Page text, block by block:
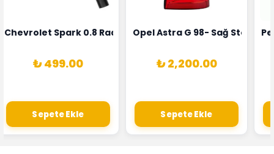
1628HN-0258010081
Alternatörü Valeo Marka 05E903018G
Chevrolet Spark 0.8 Radyatör Üst Hortumu Rapro Marka
₺ 499.00
Sepete Ekle
Opel Astra G 98- Sağ Stop
₺ 2,200.00
Sepete Ekle